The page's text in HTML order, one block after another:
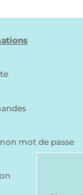
mot de passe